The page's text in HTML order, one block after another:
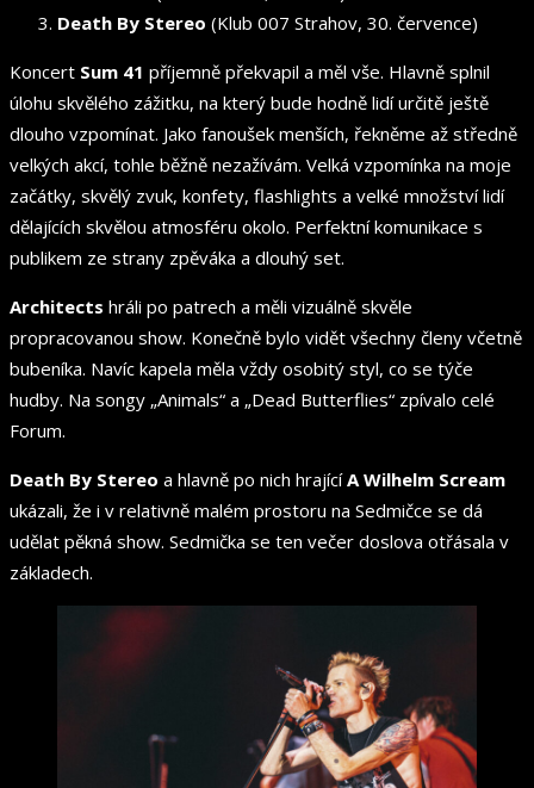
Death By Stereo (Klub 007 Strahov, 30. července)
Koncert Sum 41 příjemně překvapil a měl vše. Hlavně splnil
úlohu skvělého zážitku, na který bude hodně lidí určitě ještě
dlouho vzpomínat. Jako fanoušek menších, řekněme až středně
velkých akcí, tohle běžně nezažívám. Velká vzpomínka na moje
začátky, skvělý zvuk, konfety, flashlights a velké množství lidí
dělajících skvělou atmosféru okolo. Perfektní komunikace s
publikem ze strany zpěváka a dlouhý set.
Architects hráli po patrech a měli vizuálně skvěle
propracovanou show. Konečně bylo vidět všechny členy včetně
bubeníka. Navíc kapela měla vždy osobitý styl, co se týče
hudby. Na songy „Animals“ a „Dead Butterflies“ zpívalo celé
Forum.
Death By Stereo a hlavně po nich hrajícíA Wilhelm Scream
ukázali, že i v relativně malém prostoru na Sedmičce se dá
udělat pěkná show. Sedmička se ten večer doslova otřásala v
základech.